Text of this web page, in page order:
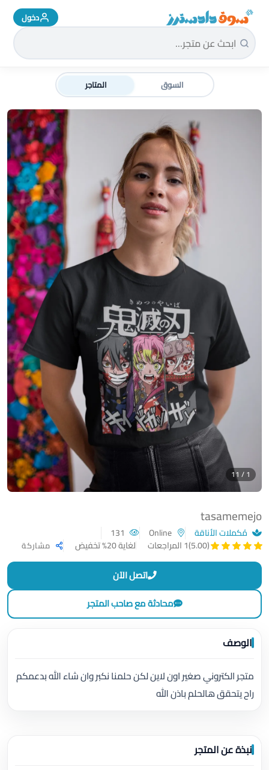
سوق دادسترز الرئيسية دخول
السوق المتاجر
tasamemejo
مُكملات الأناقة
(5.00)
1 المراجعات لغاية 20% تخفيض مشاركة
1 / 11
اتصل الآن
محادثة مع صاحب المتجر
الوصف
متجر الكتروني صغير اون لاين لكن حلمنا نكبر وان شاء الله بدعمكم
راح يتحقق هالحلم باذن الله
نبذة عن المتجر